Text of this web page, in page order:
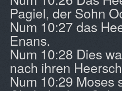
Pagiel, der Sohn
Num 10:27 das
Enans.
Num 10:28 Dies
nach ihren
Num 10:29 Moses